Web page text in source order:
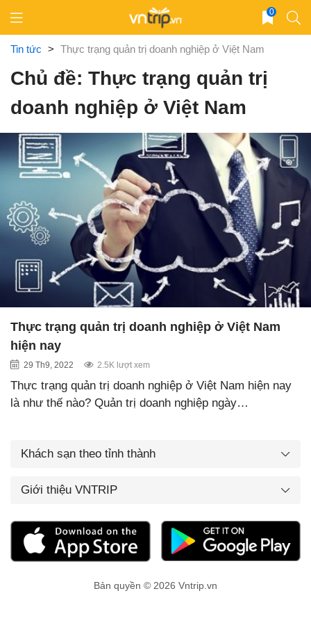
content
0
Tin tức > Thực trạng quản trị doanh nghiệp ở Việt Nam
Chủ đề: Thực trạng quản trị
doanh nghiệp ở Việt Nam
Thực trạng quản trị doanh nghiệp ở Việt Nam
hiện nay
29 Th9, 2022 2.5K lượt xem
Thực trạng quản trị doanh nghiệp ở Việt Nam hiện nay
là như thế nào? Quản trị doanh nghiệp ngày…
Khách sạn theo tỉnh thành
Giới thiệu VNTRIP
Bản quyền © 2026 Vntrip.vn